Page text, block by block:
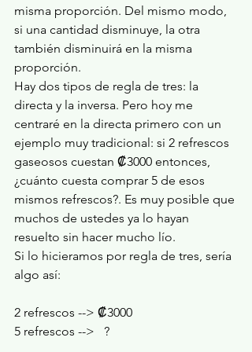
misma proporción. Del mismo modo,
si una cantidad disminuye, la otra
también disminuirá en la misma
proporción.
Hay dos tipos de regla de tres: la
directa y la inversa. Pero hoy me
centraré en la directa primero con un
ejemplo muy tradicional: si 2 refrescos
gaseosos cuestan ₡3000 entonces,
¿cuánto cuesta comprar 5 de esos
mismos refrescos?. Es muy posible que
muchos de ustedes ya lo hayan
resuelto sin hacer mucho lío.
Si lo hicieramos por regla de tres, sería
algo así:
2 refrescos --> ₡3000
5 refrescos -->   ?